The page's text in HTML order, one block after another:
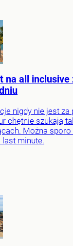
na all
nigdy nie jest za
chętnie szukają
Można sporo
minute.